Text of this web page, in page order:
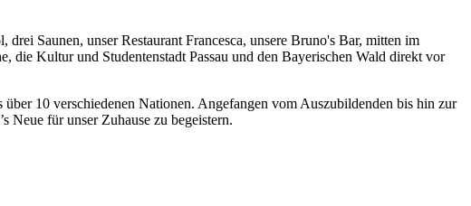
drei Saunen, unser Restaurant Francesca, unsere Bruno's Bar, mitten im
die Kultur und Studentenstadt Passau und den Bayerischen Wald direkt vor
10 verschiedenen Nationen. Angefangen vom Auszubildenden bis hin zur
Neue für unser Zuhause zu begeistern.